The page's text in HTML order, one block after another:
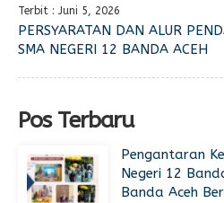
Terbit : Juni 5, 2026
PERSYARATAN DAN ALUR
SMA NEGERI 12 BANDA ACEH
Pos Terbaru
Pengantaran
Negeri 12
Banda Aceh